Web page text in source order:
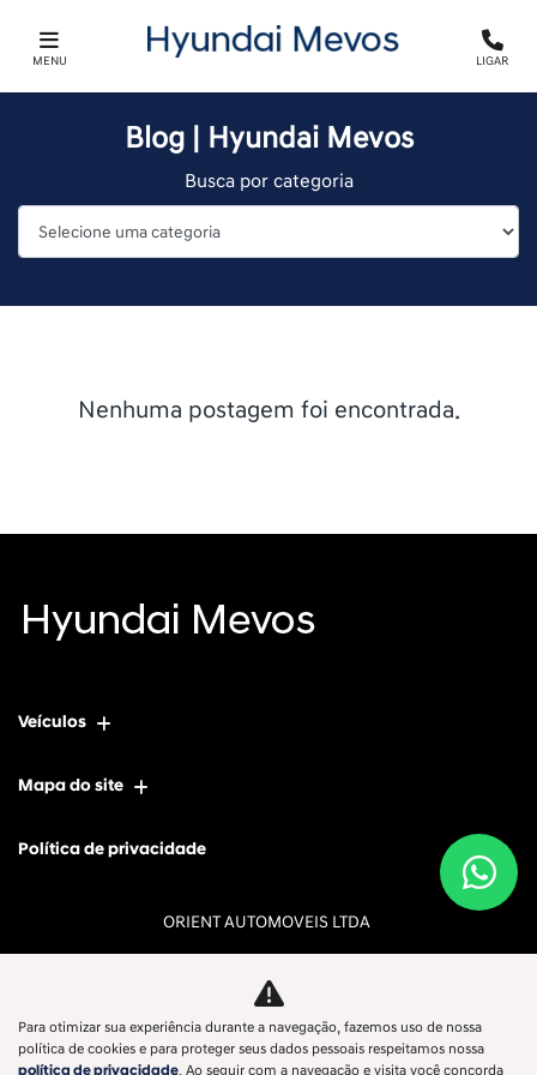
MENU LIGAR
Blog | Hyundai Mevos
Busca por categoria
Nenhuma postagem foi encontrada.
Veículos
Mapa do site
Política de privacidade
ORIENT AUTOMOVEIS LTDA
Para otimizar sua experiência durante a navegação, fazemos uso de nossa
política de cookies e para proteger seus dados pessoais respeitamos nossa
política de privacidade. Ao seguir com a navegação e visita você concorda